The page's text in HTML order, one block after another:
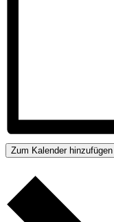
Zum Kalender hinzufügen